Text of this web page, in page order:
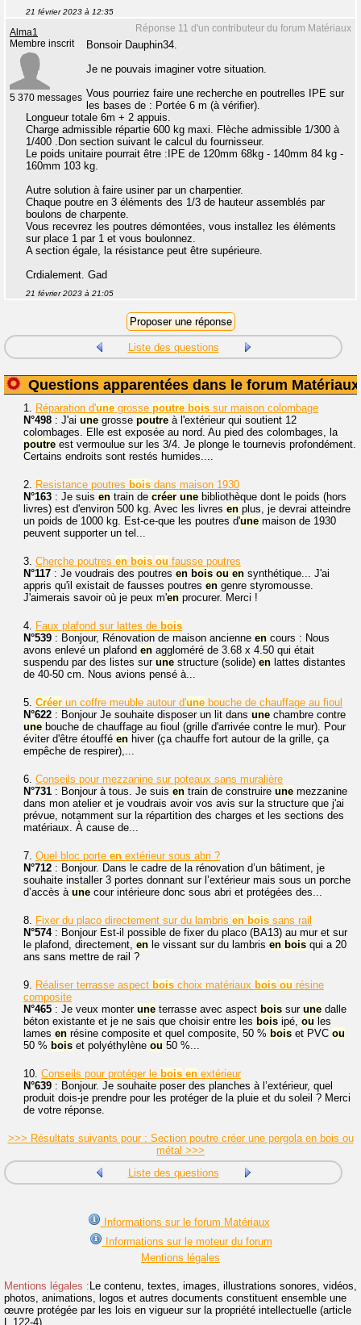
21 février 2023 à 12:35
Réponse 11 d'un contributeur du forum Matériaux
Alma1
Membre inscrit
5 370 messages
Bonsoir Dauphin34.
Je ne pouvais imaginer votre situation.
Vous pourriez faire une recherche en poutrelles IPE sur
les bases de : Portée 6 m (à vérifier).
Longueur totale 6m + 2 appuis.
Charge admissible répartie 600 kg maxi. Flèche admissible 1/300 à
1/400 .Don section suivant le calcul du fournisseur.
Le poids unitaire pourrait être :IPE de 120mm 68kg - 140mm 84 kg -
160mm 103 kg.
Autre solution à faire usiner par un charpentier.
Chaque poutre en 3 éléments des 1/3 de hauteur assemblés par
boulons de charpente.
Vous recevrez les poutres démontées, vous installez les éléments
sur place 1 par 1 et vous boulonnez.
A section égale, la résistance peut être supérieure.
Crdialement. Gad
21 février 2023 à 21:05
Liste des questions
Questions apparentées dans le forum Matériaux
1. Réparation d'une grosse poutre bois sur maison colombage
N°498 : J'ai une grosse poutre à l'extérieur qui soutient 12
colombages. Elle est exposée au nord. Au pied des colombages, la
poutre est vermoulue sur les 3/4. Je plonge le tournevis profondément.
Certains endroits sont restés humides....
2. Resistance poutres bois dans maison 1930
N°163 : Je suis en train de créer une bibliothèque dont le poids (hors
livres) est d'environ 500 kg. Avec les livres en plus, je devrai atteindre
un poids de 1000 kg. Est-ce-que les poutres d'une maison de 1930
peuvent supporter un tel...
3. Cherche poutres en bois ou fausse poutres
N°117 : Je voudrais des poutres en bois ou en synthétique... J'ai
appris qu'il existait de fausses poutres en genre styromousse.
J'aimerais savoir où je peux m'en procurer. Merci !
4. Faux plafond sur lattes de bois
N°539 : Bonjour, Rénovation de maison ancienne en cours : Nous
avons enlevé un plafond en aggloméré de 3.68 x 4.50 qui était
suspendu par des listes sur une structure (solide) en lattes distantes
de 40-50 cm. Nous avions pensé à...
5. Créer un coffre meuble autour d'une bouche de chauffage au fioul
N°622 : Bonjour Je souhaite disposer un lit dans une chambre contre
une bouche de chauffage au fioul (grille d'arrivée contre le mur). Pour
éviter d'être étouffé en hiver (ça chauffe fort autour de la grille, ça
empêche de respirer),...
6. Conseils pour mezzanine sur poteaux sans muralière
N°731 : Bonjour à tous. Je suis en train de construire une mezzanine
dans mon atelier et je voudrais avoir vos avis sur la structure que j'ai
prévue, notamment sur la répartition des charges et les sections des
matériaux. À cause de...
7. Quel bloc porte en extérieur sous abri ?
N°712 : Bonjour. Dans le cadre de la rénovation d’un bâtiment, je
souhaite installer 3 portes donnant sur l’extérieur mais sous un porche
d’accès à une cour intérieure donc sous abri et protégées des...
8. Fixer du placo directement sur du lambris en bois sans rail
N°574: Bonjour Est-il possible de fixer du placo (BA13) au mur et sur
le plafond, directement, en le vissant sur du lambris en bois qui a 20
ans sans mettre de rail ?
9. Réaliser terrasse aspect bois choix matériaux bois ou résine
composite
N°465 : Je veux monter une terrasse avec aspect bois sur une dalle
béton existante et je ne sais que choisir entre les bois ipé, ou les
lames en résine composite et quel composite, 50 % bois et PVC ou
50 % bois et polyéthylène ou 50 %...
10. Conseils pour protéger le bois en extérieur
N°639 : Bonjour. Je souhaite poser des planches à l’extérieur, quel
produit dois-je prendre pour les protéger de la pluie et du soleil ? Merci
de votre réponse.
>>> Résultats suivants pour : Section poutre créer une pergola en bois ou
métal >>>
Liste des questions
Informations sur le forum Matériaux
Informations sur le moteur du forum
Mentions légales
Mentions légales :Le contenu, textes, images, illustrations sonores, vidéos,
photos, animations, logos et autres documents constituent ensemble une
œuvre protégée par les lois en vigueur sur la propriété intellectuelle (article
L.122-4).